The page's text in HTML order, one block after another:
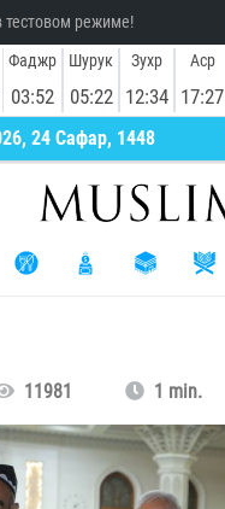
тестовом режиме!
Фаджр
03:52
Шурук
05:22
Зухр
12:34
Аср
17:27
24 Сафар, 1448
11981 1 min.